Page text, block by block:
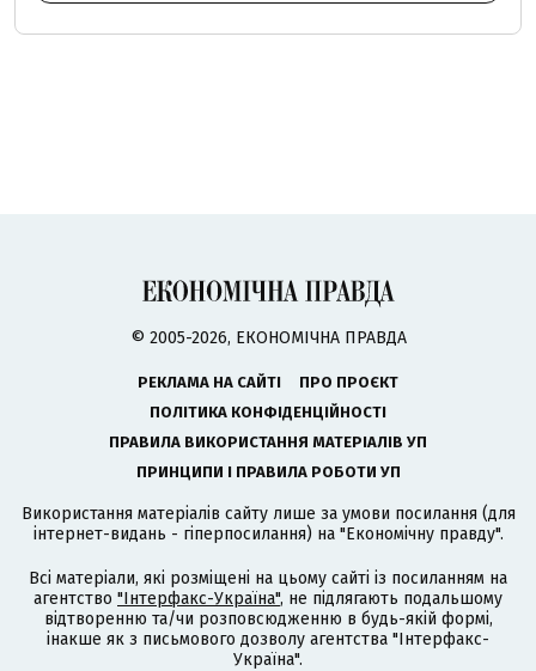
© 2005-2026, ЕКОНОМІЧНА ПРАВДА
РЕКЛАМА НА САЙТІ
ПРО ПРОЄКТ
ПОЛІТИКА КОНФІДЕНЦІЙНОСТІ
ПРАВИЛА ВИКОРИСТАННЯ МАТЕРІАЛІВ УП
ПРИНЦИПИ І ПРАВИЛА РОБОТИ УП
Використання матеріалів сайту лише за умови посилання (для
інтернет-видань - гіперпосилання) на "Економічну правду".
Всі матеріали, які розміщені на цьому сайті із посиланням на
агентство "Інтерфакс-Україна", не підлягають подальшому
відтворенню та/чи розповсюдженню в будь-якій формі,
інакше як з письмового дозволу агентства "Інтерфакс-
Україна".